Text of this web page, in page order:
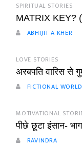
SPIRITUAL STORIES
MATRIX KEY?
ABHIJIT A KHER
LOVE STORIES
अरबपति वारिस से
FICTIONAL WORLD
MOTIVATIONAL
पीछे छूटा इंसान-
RAVINDRA